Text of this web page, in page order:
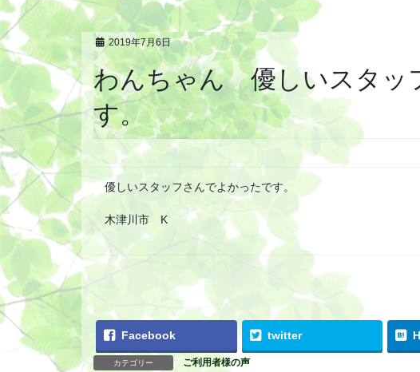
2019年7月6日
わんちゃん 優しいスタッ
す。
優しいスタッフさんでよかったです。
木津川市 K
Facebook twitter
カテゴリー ご利用者様の声